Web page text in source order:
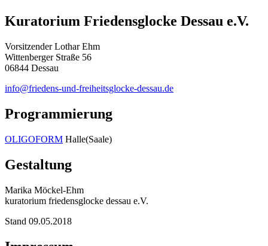
Kuratorium Friedensglocke Dessau e.V.
Vorsitzender Lothar Ehm
Wittenberger Straße 56
06844 Dessau
info@friedens-und-freiheitsglocke-dessau.de
Programmierung
OLIGOFORM Halle(Saale)
Gestaltung
Marika Möckel-Ehm
kuratorium friedensglocke dessau e.V.
Stand 09.05.2018